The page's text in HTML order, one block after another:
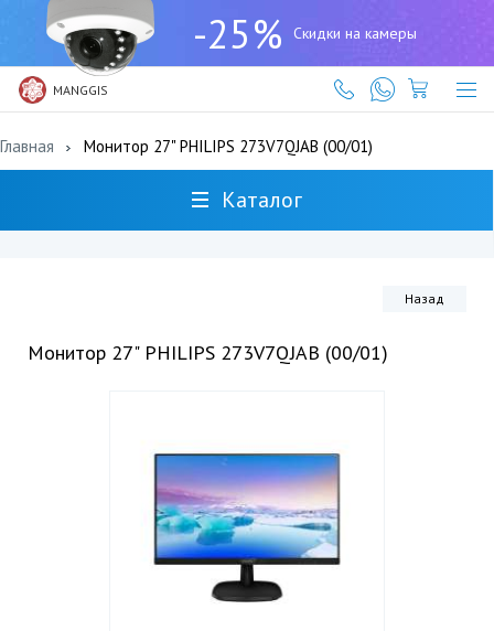
-25% Скидки на камеры
MANGGIS
(727)
317-
61-
61
Главная Монитор 27" PHILIPS 273V7QJAB (00/01)
Каталог
Назад
Монитор 27" PHILIPS 273V7QJAB (00/01)